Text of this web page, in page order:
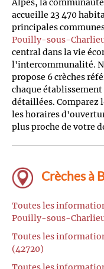
Alpes, la
accueille 23 470
principales
Pouilly-sous-
central dans la vie
l'intercommunalité.
propose 6 crèches
chaque
détaillées. Comparez
les horaires
plus proche de votre
Crèches à
Toutes les
Pouilly-sous-
Toutes les
(42720)